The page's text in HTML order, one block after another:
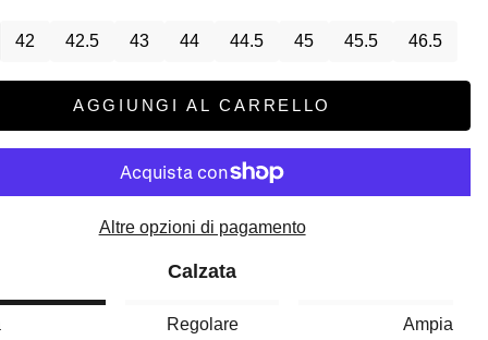
42 42.5 43 44 44.5 45 45.5 46.5
AGGIUNGI AL CARRELLO
Altre opzioni di pagamento
Calzata
Regolare Ampia